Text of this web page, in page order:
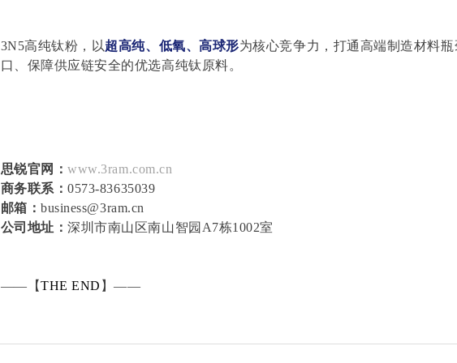
3N5高纯钛粉，以超高纯、低氧、高球形为核心竞争力，打通高端制造材料
口、保障供应链安全的优选高纯钛原料。
思锐官网：www.3ram.com.cn
商务联系：0573-83635039
邮箱：business@3ram.cn
公司地址：深圳市南山区南山智园A7栋1002室
——【THE END 】——